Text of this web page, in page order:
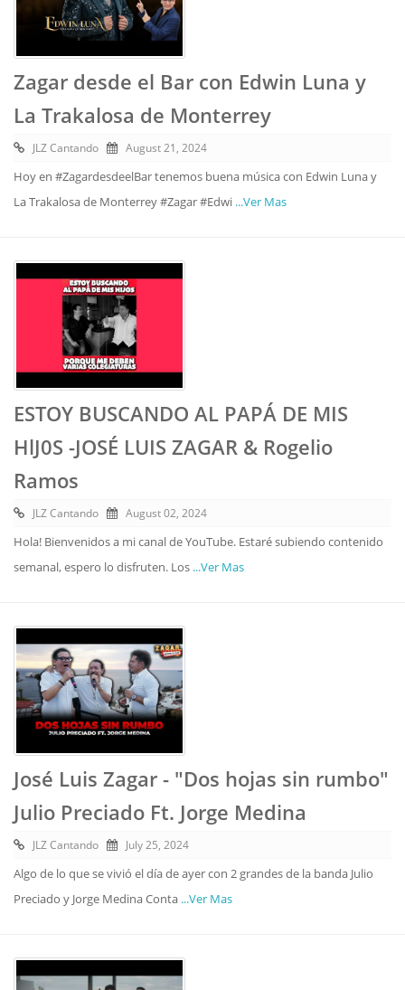
Zagar desde el Bar con Edwin Luna y
La Trakalosa de Monterrey
JLZ Cantando August 21, 2024
Hoy en #ZagardesdeelBar tenemos buena música con Edwin Luna y
La Trakalosa de Monterrey #Zagar #Edwi ...Ver Mas
ESTOY BUSCANDO AL PAPÁ DE MIS
HlJ0S -JOSÉ LUIS ZAGAR & Rogelio
Ramos
JLZ Cantando August 02, 2024
Hola! Bienvenidos a mi canal de YouTube. Estaré subiendo contenido
semanal, espero lo disfruten. Los ...Ver Mas
José Luis Zagar - "Dos hojas sin rumbo"
Julio Preciado Ft. Jorge Medina
JLZ Cantando July 25, 2024
Algo de lo que se vivió el día de ayer con 2 grandes de la banda Julio
Preciado y Jorge Medina Conta ...Ver Mas